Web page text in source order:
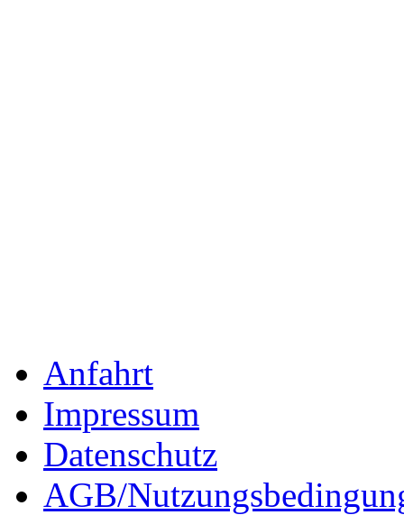
Anfahrt
Impressum
Datenschutz
AGB/